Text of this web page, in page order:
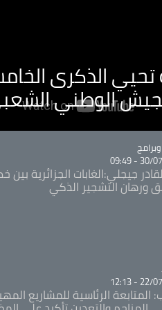
تحيي الذكرى
الوطني
30/07/
جيجلي:الغابات الجزائرية بين
ورهان التشجير الذكي
22/07/
المتابعة الرئاسية للمشاريع